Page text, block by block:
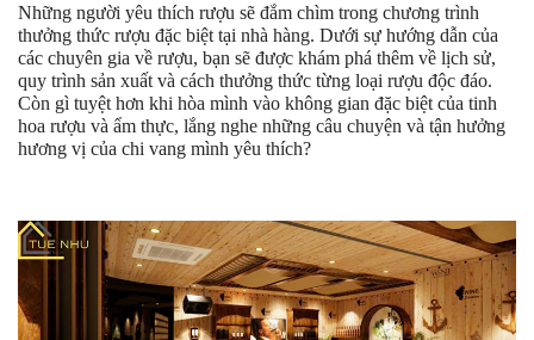
Những người yêu thích rượu sẽ đắm chìm trong chương trình
thưởng thức rượu đặc biệt tại nhà hàng. Dưới sự hướng dẫn của
các chuyên gia về rượu, bạn sẽ được khám phá thêm về lịch sử,
quy trình sản xuất và cách thưởng thức từng loại rượu độc đáo.
Còn gì tuyệt hơn khi hòa mình vào không gian đặc biệt của tinh
hoa rượu và ẩm thực, lắng nghe những câu chuyện và tận hưởng
hương vị của chi vang mình yêu thích?